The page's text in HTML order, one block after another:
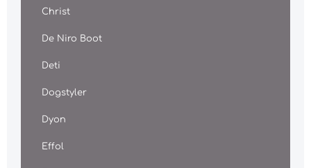
Christ
De Niro Boot
Deti
Dogstyler
Dyon
Effol